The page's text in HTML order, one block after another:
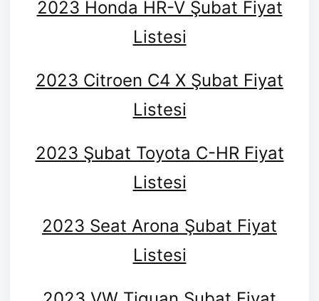
2023 Honda HR-V Şubat Fiyat
Listesi
2023 Citroen C4 X Şubat Fiyat
Listesi
2023 Şubat Toyota C-HR Fiyat
Listesi
2023 Seat Arona Şubat Fiyat
Listesi